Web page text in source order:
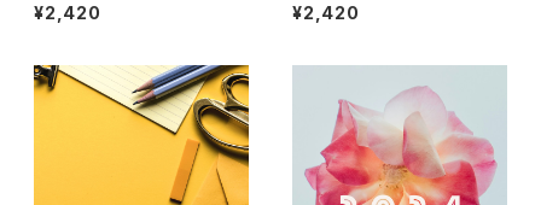
¥2,420 ¥2,420